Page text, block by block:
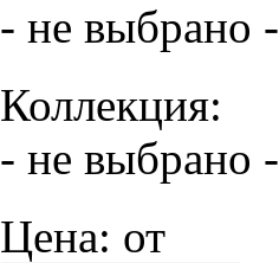
- не выбрано -
Коллекция:
- не выбрано -
Цена: от